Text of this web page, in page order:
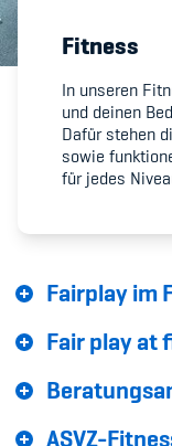
Member's
Fairplay
Fitness
In unseren
und deinen
Dafür stehen
sowie
für jedes
Fairplay im
Fair play at
ASVZ-